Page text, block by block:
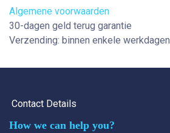
Algemene voorwaarden
30-dagen geld terug garantie
Verzending: binnen enkele werkdagen
Contact Details
How we can help you?